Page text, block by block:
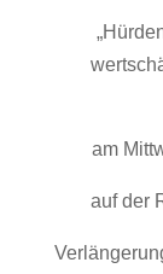
am
aufder